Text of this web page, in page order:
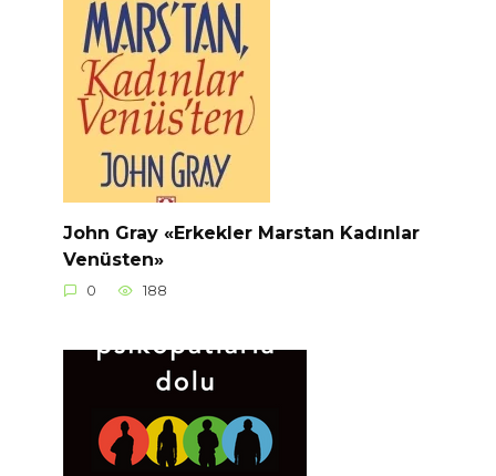
John Gray «Erkekler Marstan Kadınlar
Venüsten»
0 188